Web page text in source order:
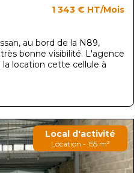
1 343 € HT/Mois
au bord de la N89,
bonne visibilité. L'agence
location cette cellule à
Local d'activité
Location - 155 m²